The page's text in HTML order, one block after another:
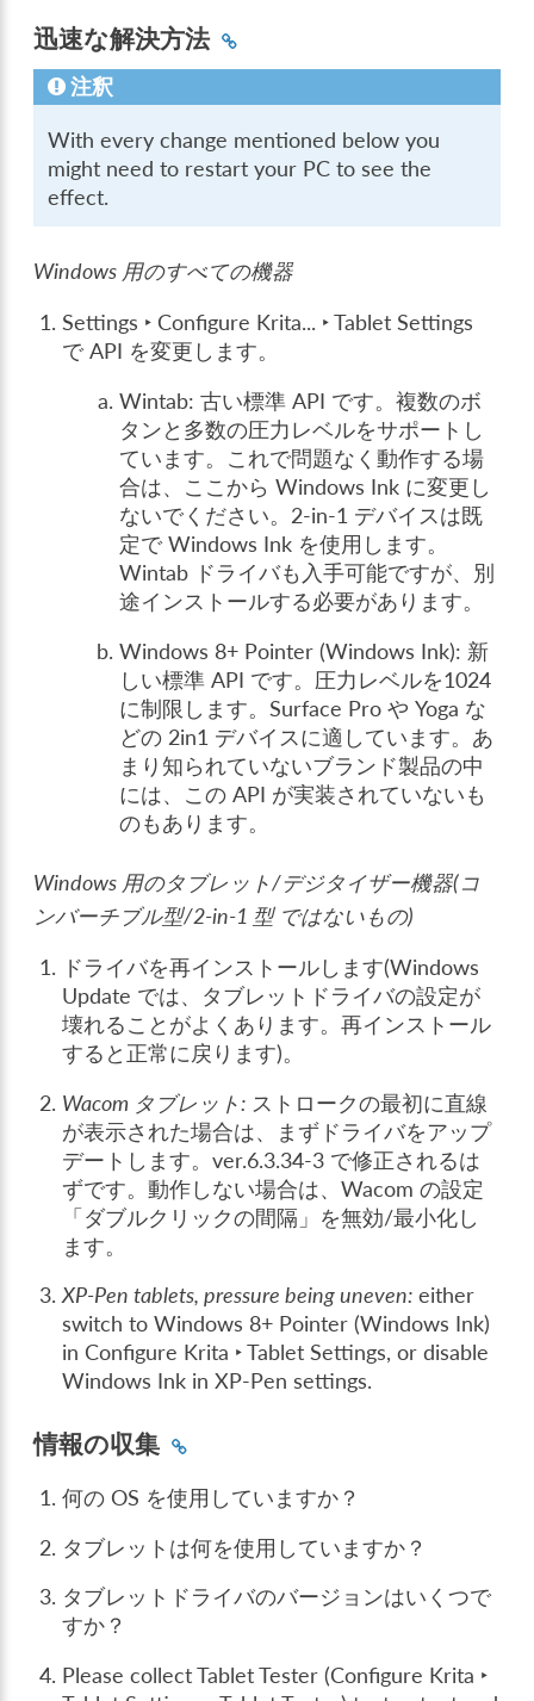
迅速な解決方法
注釈
With every change mentioned below you
might need to restart your PC to see the
effect.
Windows 用のすべての機器
Settings ‣ Configure Krita... ‣ Tablet Settings
で API を変更します。
Wintab: 古い標準 API です。複数のボ
タンと多数の圧力レベルをサポートし
ています。これで問題なく動作する場
合は、ここから Windows Ink に変更し
ないでください。2-in-1 デバイスは既
定で Windows Ink を使用します。
Wintab ドライバも入手可能ですが、別
途インストールする必要があります。
Windows 8+ Pointer (Windows Ink): 新
しい標準 API です。圧力レベルを1024
に制限します。Surface Pro や Yoga な
どの 2in1 デバイスに適しています。あ
まり知られていないブランド製品の中
には、この API が実装されていないも
のもあります。
Windows 用のタブレット/デジタイザー機器(コ
ンバーチブル型/2-in-1 型 ではないもの)
ドライバを再インストールします(Windows
Update では、タブレットドライバの設定が
壊れることがよくあります。再インストール
すると正常に戻ります)。
Wacom タブレット: ストロークの最初に直線
が表示された場合は、まずドライバをアップ
デートします。ver.6.3.34-3 で修正されるは
ずです。動作しない場合は、Wacom の設定
「ダブルクリックの間隔」を無効/最小化し
ます。
XP-Pen tablets, pressure being uneven: either
switch to Windows 8+ Pointer (Windows Ink)
in Configure Krita ‣ Tablet Settings, or disable
Windows Ink in XP-Pen settings.
情報の収集
何の OS を使用していますか？
タブレットは何を使用していますか？
タブレットドライバのバージョンはいくつで
すか？
Please collect Tablet Tester (Configure Krita ‣